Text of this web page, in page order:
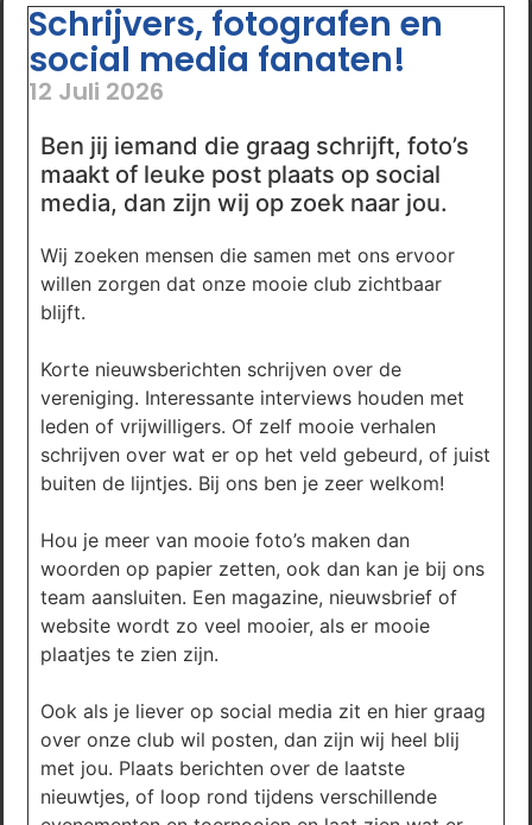
Schrijvers, fotografen en
social media fanaten!
12 Juli 2026
Ben jij iemand die graag schrijft, foto’s
maakt of leuke post plaats op social
media, dan zijn wij op zoek naar jou.
Wij zoeken mensen die samen met ons ervoor
willen zorgen dat onze mooie club zichtbaar
blijft.
Korte nieuwsberichten schrijven over de
vereniging. Interessante interviews houden met
leden of vrijwilligers. Of zelf mooie verhalen
schrijven over wat er op het veld gebeurd, of juist
buiten de lijntjes. Bij ons ben je zeer welkom!
Hou je meer van mooie foto’s maken dan
woorden op papier zetten, ook dan kan je bij ons
team aansluiten. Een magazine, nieuwsbrief of
website wordt zo veel mooier, als er mooie
plaatjes te zien zijn.
Ook als je liever op social media zit en hier graag
over onze club wil posten, dan zijn wij heel blij
met jou. Plaats berichten over de laatste
nieuwtjes, of loop rond tijdens verschillende